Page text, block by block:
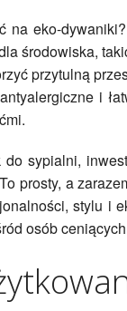
na eko-
środowiska,
przytulną
i
do sypialni,
prosty, a
stylu i
osób